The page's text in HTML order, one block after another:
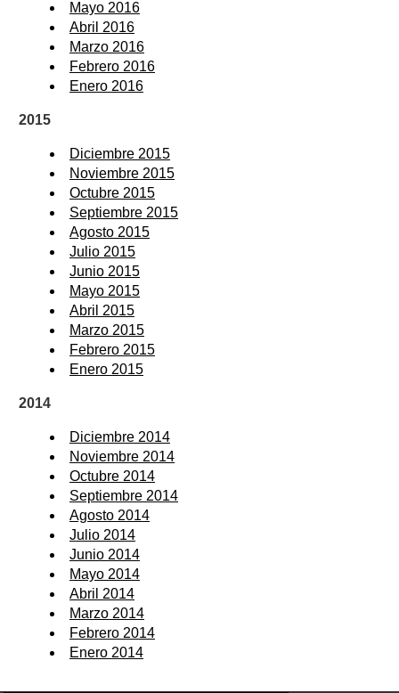
Mayo 2016
Abril 2016
Marzo 2016
Febrero 2016
Enero 2016
2015
Diciembre 2015
Noviembre 2015
Octubre 2015
Septiembre 2015
Agosto 2015
Julio 2015
Junio 2015
Mayo 2015
Abril 2015
Marzo 2015
Febrero 2015
Enero 2015
2014
Diciembre 2014
Noviembre 2014
Octubre 2014
Septiembre 2014
Agosto 2014
Julio 2014
Junio 2014
Mayo 2014
Abril 2014
Marzo 2014
Febrero 2014
Enero 2014